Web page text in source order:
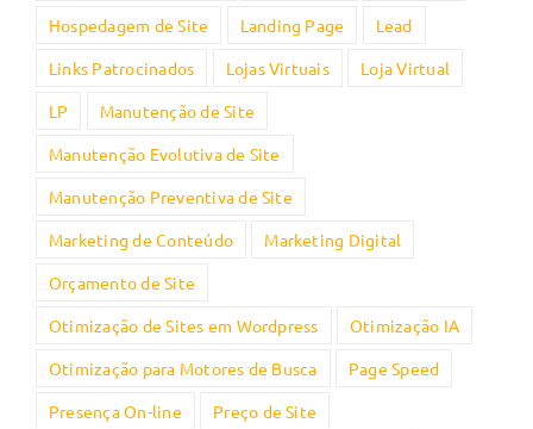
Hospedagem de Site
Landing Page
Lead
Links Patrocinados
Lojas Virtuais
Loja Virtual
LP
Manutenção de Site
Manutenção Evolutiva de Site
Manutenção Preventiva de Site
Marketing de Conteúdo
Marketing Digital
Orçamento de Site
Otimização de Sites em Wordpress
Otimização IA
Otimização para Motores de Busca
Page Speed
Presença On-line
Preço de Site